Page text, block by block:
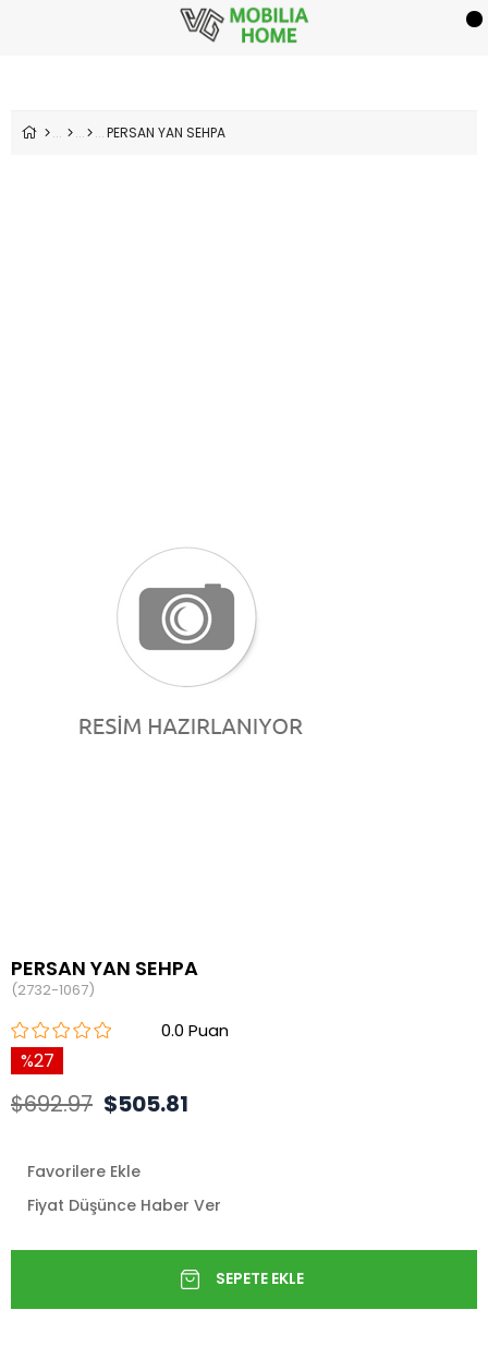
PERSAN YAN SEHPA
PERSAN YAN SEHPA
(2732-1067)
0.0
27
$692.97 $505.81
Favorilere Ekle
Fiyat Düşünce Haber Ver